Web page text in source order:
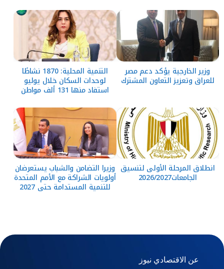
وزير الخارجية يؤكد دعم مصر
للعراق وتعزيز التعاون المشترك
التنمية المحلية: 1870 نشاطًا
لوحدات السكان خلال يوليو
استفاد منها 131 ألف مواطن
انطلاق المرحلة الأولى لتنسيق
الجامعات2026/2027
وزيرا التضامن والشباب يستعرضان
أولويات الشراكة مع الأمم المتحدة
للتنمية المستدامة حتى 2027
عن الاقتصادي نيوز